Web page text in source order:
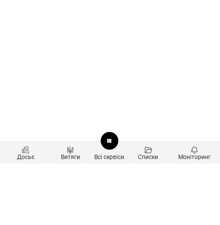
Досьє Витяги Всі сервіси Списки Моніторинг